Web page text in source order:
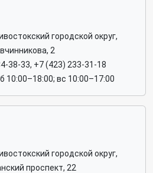
городской округ,
2
38-33, +7 (423) 233-31-18
10:00–18:00; вс 10:00–17:00
городской округ,
проспект, 22